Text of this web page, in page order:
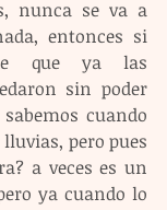
nunca se va a
entonces si
que ya las
sin poder
cuando
pero pues
a veces es un
ya cuando lo